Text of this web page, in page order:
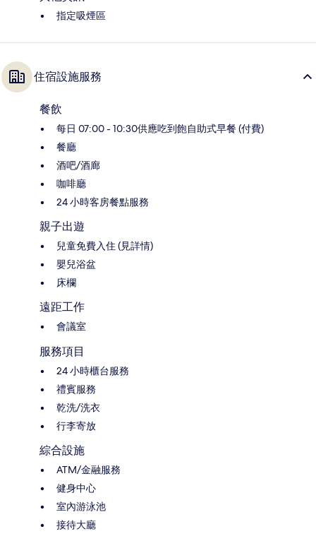
指定吸煙區
住宿設施服務
餐飲
每日 07:00 - 10:30供應吃到飽自助式早餐 (付費)
餐廳
酒吧/酒廊
咖啡廳
24 小時客房餐點服務
親子出遊
兒童免費入住 (見詳情)
嬰兒浴盆
床欄
遠距工作
會議室
服務項目
24 小時櫃台服務
禮賓服務
乾洗/洗衣
行李寄放
綜合設施
ATM/金融服務
健身中心
室內游泳池
接待大廳